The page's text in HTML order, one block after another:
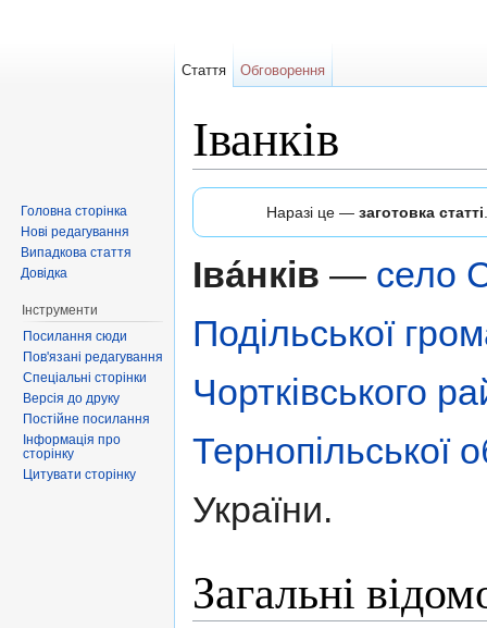
Іванків
Наразі це — заготовка статті
Іва́нків — село
Подільської
Чортківського
Тернопільської
України.
Загальні
Стаття Обговорення
Головна сторінка
Нові редагування
Випадкова стаття
Довідка
Інструменти
Посилання сюди
Пов'язані редагування
Спеціальні сторінки
Версія до друку
Постійне посилання
Інформація про
сторінку
Цитувати сторінку